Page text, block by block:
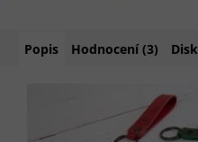
Popis Hodnocení (3)